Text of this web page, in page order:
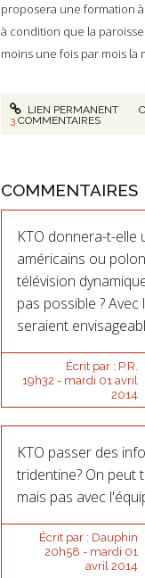
proposera une formation à
à condition que la
moins une fois par mois la
LIEN PERMANENT
3 COMMENTAIRES
COMMENTAIRES
KTO donnera-t-elle
américains ou
télévision
pas possible ?
seraient
Écrit par : P.R.
19h32 - mardi 01 avril
2014
KTO passer des
tridentine? On peut
mais pas avec
Écrit par : Dauphin
20h58 - mardi 01
avril 2014